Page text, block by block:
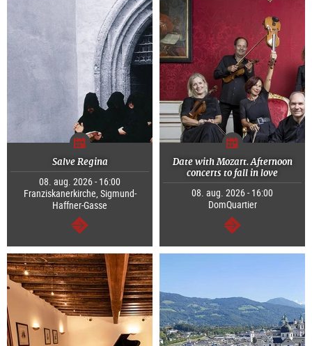
Salve Regina
08. aug. 2026 - 16:00
Franziskanerkirche, Sigmund-
Haffner-Gasse
Tovább
Date with Mozart. Afternoon
concerts to fall in love
08. aug. 2026 - 16:00
DomQuartier
Tovább